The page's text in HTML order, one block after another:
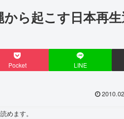
から起こす日本再
Pocket LINE
めます。